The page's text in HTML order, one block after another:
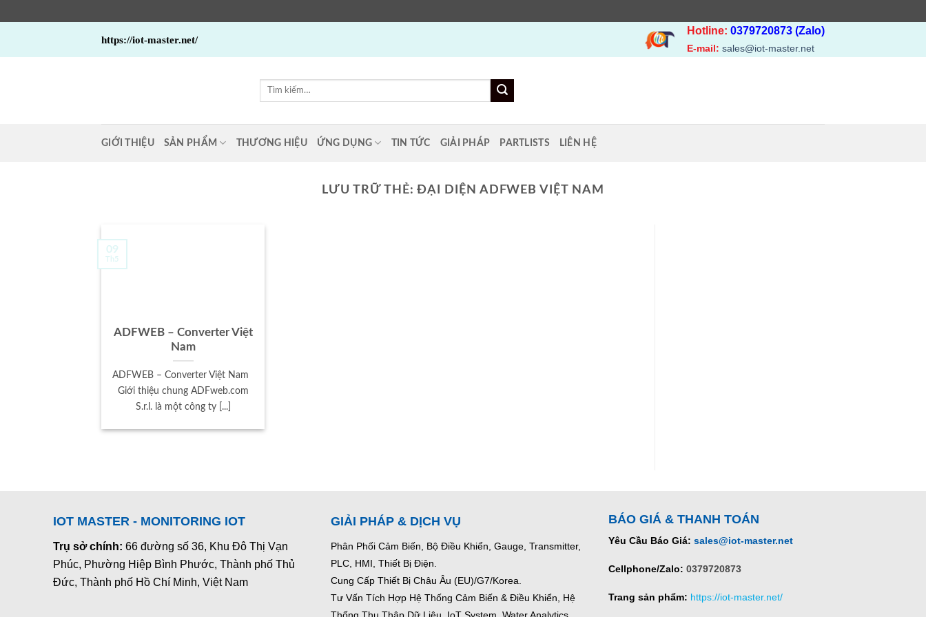
https://iot-master.net/
Hotline: 0379720873 (Zalo)
E-mail: sales@iot-master.net
Tìm
GIỚI THIỆU SẢN PHẨM THƯƠNG HIỆU ỨNG DỤNG TIN TỨC GIẢI PHÁP PARTLISTS LIÊN HỆ
LƯU TRỮ THẺ:ĐẠI DIỆN ADFWEB VIỆT NAM
ADFWEB – Converter Việt
Nam
ADFWEB – Converter Việt Nam
Giới thiệu chung ADFweb.com
S.r.l. là một công ty [...]
09
Th5
IOT MASTER - MONITORING IOT
Trụ sở chính: 66 đường số 36, Khu Đô Thị Vạn
Phúc, Phường Hiệp Bình Phước, Thành phố Thủ
Đức, Thành phố Hồ Chí Minh, Việt Nam
GIẢI PHÁP & DỊCH VỤ
Phân Phối Cảm Biến, Bộ Điều Khiển, Gauge, Transmitter,
PLC, HMI, Thiết Bị Điện.
Cung Cấp Thiết Bị Châu Âu (EU)/G7/Korea.
Tư Vấn Tích Hợp Hệ Thống Cảm Biến & Điều Khiển, Hệ
BÁO GIÁ & THANH TOÁN
Yêu Cầu Báo Giá: sales@iot-master.net
Cellphone/Zalo: 0379720873
Trang sản phẩm: https://iot-master.net/